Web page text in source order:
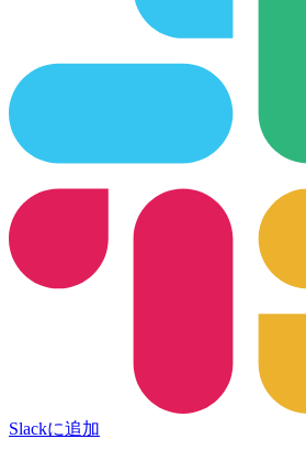
Slackに追加